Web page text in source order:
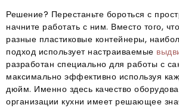
Решение? Перестаньте бороться с
начните работать с ним. Вместо того,
разные пластиковые контейнеры,
подход использует настраиваемые
разработан специально для работы с
максимально эффективно используя
дюйм. Именно здесь качество
организации кухни имеет решающее